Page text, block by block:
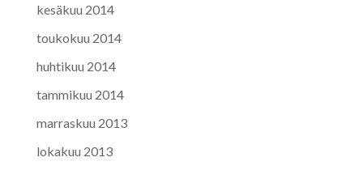
kesäkuu 2014
toukokuu 2014
huhtikuu 2014
tammikuu 2014
marraskuu 2013
lokakuu 2013